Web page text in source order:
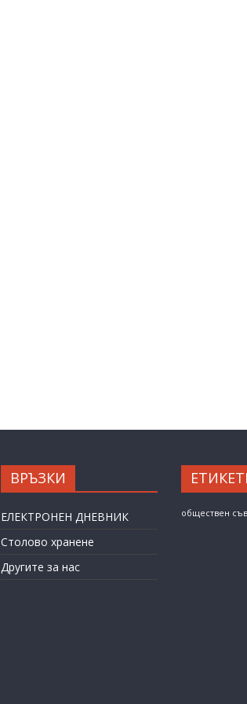
ВРЪЗКИ
ЕЛЕКТРОНЕН ДНЕВНИК
Столово хранене
Другите за нас
обществен